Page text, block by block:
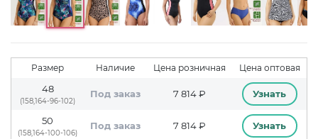
Размер Наличие Цена розничная Цена оптовая
48
(158,164-96-102)
Под заказ 7 814 ₽ Узнать
50
(158,164-100-106)
Под заказ 7 814 ₽ Узнать